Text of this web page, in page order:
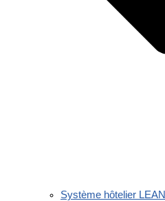
Système hôtelier LEAN